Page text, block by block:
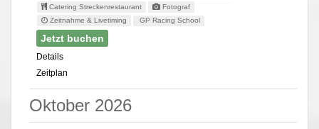
Catering Streckenrestaurant
Fotograf
Zeitnahme & Livetiming
GP Racing School
Jetzt buchen
Details
Zeitplan
Oktober 2026